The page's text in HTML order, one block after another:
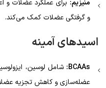
منیزیم: برای عملکرد عضلات
و گرفتگی عضلات کمک می‌کند.
اسیدهای آمینه
BCAAs: شامل لوسین،
عضله‌سازی و کاهش تجزیه